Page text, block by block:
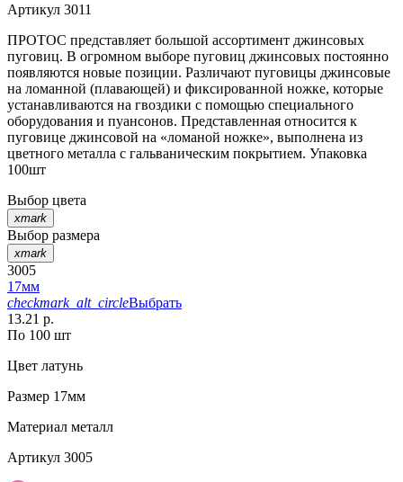
Артикул 3011
ПРОТОС представляет большой ассортимент джинсовых
пуговиц. В огромном выборе пуговиц джинсовых постоянно
появляются новые позиции. Различают пуговицы джинсовые
на ломанной (плавающей) и фиксированной ножке, которые
устанавливаются на гвоздики с помощью специального
оборудования и пуансонов. Представленная относится к
пуговице джинсовой на «ломаной ножке», выполнена из
цветного металла с гальваническим покрытием. Упаковка
100шт
Выбор цвета
xmark
Выбор размера
xmark
3005
17мм
checkmark_alt_circleВыбрать
13.21 р.
По 100 шт
Цвет латунь
Размер 17мм
Материал металл
Артикул 3005